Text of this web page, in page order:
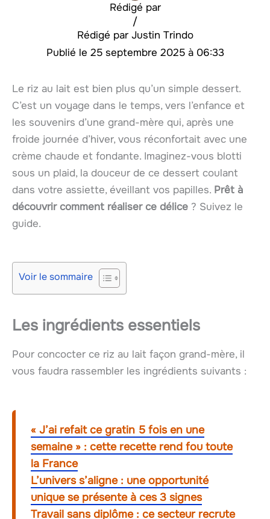
Rédigé par
Justin Trindo
/
25 septembre 2025 à 06:33
Le riz au lait est bien plus qu’un simple dessert.
C’est un voyage dans le temps, vers l’enfance et
les souvenirs d’une grand-mère qui, après une
froide journée d’hiver, vous réconfortait avec une
crème chaude et fondante. Imaginez-vous blotti
sous un plaid, la douceur de ce dessert coulant
dans votre assiette, éveillant vos papilles. Prêt à
découvrir comment réaliser ce délice ? Suivez le
guide.
Voir le sommaire
Les ingrédients essentiels
Pour concocter ce riz au lait façon grand-mère, il
vous faudra rassembler les ingrédients suivants :
« J’ai refait ce gratin 5 fois en une
semaine » : cette recette rend fou toute
la France
L’univers s’aligne : une opportunité
unique se présente à ces 3 signes
Travail sans diplôme : ce secteur recrute